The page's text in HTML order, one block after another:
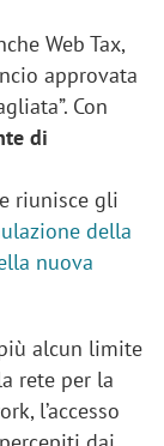
Web Tax,
approvata
Con
di
riunisce gli
della
nuova
alcun limite
rete per la
l’accesso